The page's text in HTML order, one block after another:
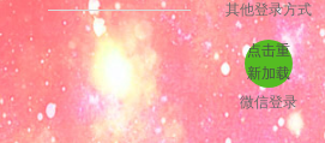
其他登录方式
点击重
新加载
微信登录